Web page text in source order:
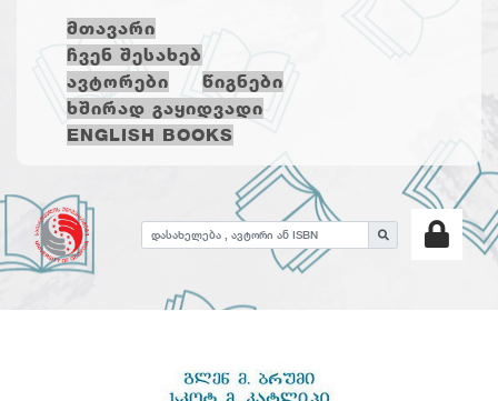
ᲛᲗᲐᲕᲐᲠᲘ
ᲩᲕᲔᲜ ᲨᲔᲡᲐᲮᲔᲑ
ᲐᲕᲢᲝᲠᲔᲑᲘ
ᲬᲘᲒᲜᲔᲑᲘ
ᲮᲨᲘᲠᲐᲓ ᲒᲐᲧᲘᲓᲕᲐᲓᲘ
ENGLISH BOOKS